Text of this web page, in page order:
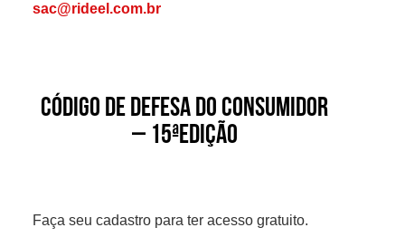
sac@rideel.com.br
Código de Defesa do Consumidor
– 15ªEdição
Faça seu cadastro para ter acesso gratuito.